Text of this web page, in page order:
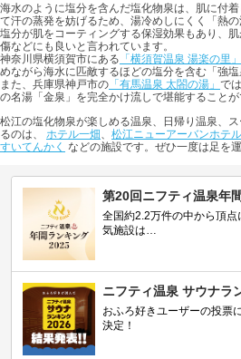
海水のように塩分を含んだ塩化物泉は、肌に付
て汗の蒸発を妨げるため、湯冷めしにくく「熱
塩分が肌をコーティングする保湿効果もあり、
傷などにも良いと言われています。
神奈川県横須賀市にある 「横須賀温泉 湯楽の里」
めながら海水に匹敵するほどの塩分を含む「強塩
また、兵庫県神戸市の 「有馬温泉 太閤の湯」 で
の名湯「金泉」を完全かけ流しで堪能することが
松江の塩化物泉が楽しめる温泉、日帰り温泉、
るのは、 ホテル一畑、 松江ニューアーバンホテ
すいてんかく などの施設です。ぜひ一度は足を
第20回ニフティ温泉年
全国約2.2万件の中から頂
気施設は…
ニフティ温泉 サウナラ
おふろ好きユーザーの投票
決定！